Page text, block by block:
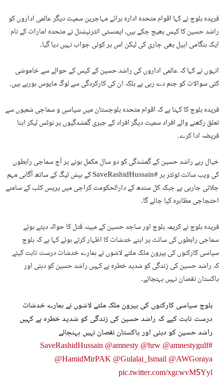
فریدہ بلوچ نے کہا اقوام متحدہ ادارہ برائے مہاجرین سمیت دیگر عالمی اداروں کو
راشد حسین کا کیس بھیج چکے ہیں، ایمنسٹی انٹرنیشنل نے متحدہ امارات کے نام
ایک ہنگامی اپیل بھی جاری کی لیکن اس پر کوئی جواب نہیں دیا گیا۔
انہوں نے کہا کہ عالمی اداروں کی راشد حسین کے کیس کے حوالے سے خاموشی
کئی سوالات کو جنم دے رہی ہے بلکہ ان کی کارکردگی سے لوگ مایوس ہورہے ہیں۔
فریدہ بلوچ کا کہنا ہے کہ اقوام متحدہ بلوچستان میں سیاسی و سماجی شعبوں سے
تعلق رکھنے والے افراد سمیت دیگر افراد کے جبری گمشدگیوں پر نوٹس لیکر اپنا
فریضہ ادا کرے۔
خیال رہے راشد حسین کے گمشدگی کو دو سال مکمل ہونے پر آج سماجی رابطوں
کی ویب سائٹ ٹوئٹر پر #SaveRashidHussain کے ہیش ٹیگ کے ساتھ آگاہی مہم
چلائی جارہی ہے جبکہ کل سندھ کے دارالحکومت کراچی میں پریس کلب کے سامنے
احتجاجی مظاہرہ کیا جائے گا۔
فریدہ بلوچ نے کریمہ بلوچ اور ساجد حسین کے مبینہ قتل کا حوالہ دیتے ہوئے
سماجی رابطوں کی سائٹ پر اپنے خدشات کا اظہار کرتے ہوئے کہا ہے کہبلوچ
سیاسی کارکنوں کی بیرون ملک ملتے لاشوں نے ہمارے خدشات درست ثابت کیئے
کہ راشد حسین کی زندگی کو شدید خطرہ ہے کہیں راشد حسین کو دبئی اور
پاکستان نقصان نہیں پہنچائے۔
بلوچ سیاسی کارکنوں کی بیرون ملک ملتے لاشوں نے ہمارے خدشات
درست ثابت کیے کہ راشد حسین کی زندگی کو شدید خطرہ ہے کہیں
راشد حسین کو دبئی اور پاکستان نقصان نہیں پہنچائے
#SaveRashidHussain
@amnesty@hrw@amnestygulf
@HamidMirPAK@Gulalai_Ismail@AWGoraya
pic.twitter.com/xgcwvM5Yyl